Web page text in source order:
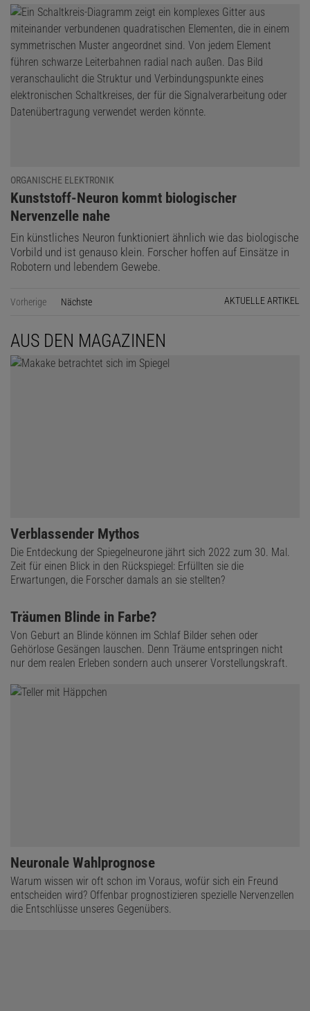
ORGANISCHE ELEKTRONIK
:
Kunststoff-Neuron kommt biologischer
Nervenzelle nahe
Ein künstliches Neuron funktioniert ähnlich wie das biologische
Vorbild und ist genauso klein. Forscher hoffen auf Einsätze in
Robotern und lebendem Gewebe.
Vorherige Nächste AKTUELLE ARTIKEL
AUS DEN MAGAZINEN
Verblassender Mythos
Die Entdeckung der Spiegelneurone jährt sich 2022 zum 30. Mal.
Zeit für einen Blick in den Rückspiegel: Erfüllten sie die
Erwartungen, die Forscher damals an sie stellten?
Träumen Blinde in Farbe?
Von Geburt an Blinde können im Schlaf Bilder sehen oder
Gehörlose Gesängen lauschen. Denn Träume entspringen nicht
nur dem realen Erleben sondern auch unserer Vorstellungskraft.
Neuronale Wahlprognose
Warum wissen wir oft schon im Voraus, wofür sich ein Freund
entscheiden wird? Offenbar prognostizieren spezielle Nervenzellen
die Entschlüsse unseres Gegenübers.